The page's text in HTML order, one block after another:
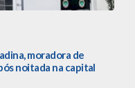
moradora de
noitada na capital